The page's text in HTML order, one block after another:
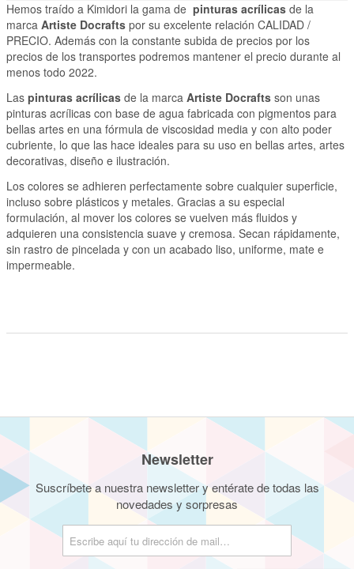
Hemos traído a Kimidori la gama de pinturas acrílicas de la
marca Artiste Docrafts por su excelente relación CALIDAD /
PRECIO. Además con la constante subida de precios por los
precios de los transportes podremos mantener el precio durante al
menos todo 2022.
Las pinturas acrílicas de la marca Artiste Docrafts son unas
pinturas acrílicas con base de agua fabricada con pigmentos para
bellas artes en una fórmula de viscosidad media y con alto poder
cubriente, lo que las hace ideales para su uso en bellas artes, artes
decorativas, diseño e ilustración.
Los colores se adhieren perfectamente sobre cualquier superficie,
incluso sobre plásticos y metales. Gracias a su especial
formulación, al mover los colores se vuelven más fluidos y
adquieren una consistencia suave y cremosa. Secan rápidamente,
sin rastro de pincelada y con un acabado liso, uniforme, mate e
impermeable.
Newsletter
Suscríbete a nuestra newsletter y entérate de todas las
novedades y sorpresas